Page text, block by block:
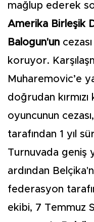
mağlup ederek
Amerika Birleşik
Balogun'un
koruyor.
Muharemovic’e
doğrudan
oyuncunun
tarafından 1 yıl
Turnuvada geniş
ardından
federasyon
ekibi, 7 Temmuz